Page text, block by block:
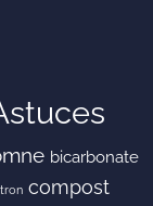
bicarbonate
compost